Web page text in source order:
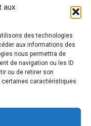
aux
des technologies
aux informations des
nous permettra de
de navigation ou les ID
ou de retirer son
caractéristiques
les photos de ce site sont